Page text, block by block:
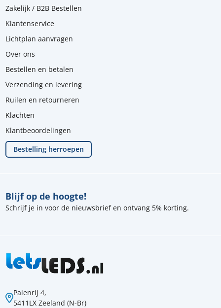
Palenrij 4,
5411LX Zeeland (N-Br)
Blijf op de hoogte!
Schrijf je in voor de nieuwsbrief en ontvang 5% korting.
Zakelijk / B2B Bestellen
Klantenservice
Lichtplan aanvragen
Over ons
Bestellen en betalen
Verzending en levering
Ruilen en retourneren
Klachten
Klantbeoordelingen
Bestelling herroepen